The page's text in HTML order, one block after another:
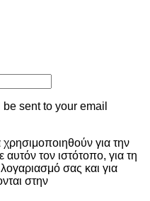
sent to your email
για την
τον ιστότοπο, για τη
σας και για
στην